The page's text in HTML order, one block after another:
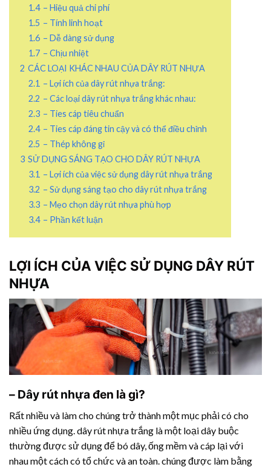
1.4 – Hiệu quả chi phí
1.5 – Tính linh hoạt
1.6 – Dễ dàng sử dụng
1.7 – Chịu nhiệt
2 CÁC LOẠI KHÁC NHAU CỦA DÂY RÚT NHỰA
2.1 – Lợi ích của dây rút nhựa trắng:
2.2 – Các loại dây rút nhựa trắng khác nhau:
2.3 – Ties cáp tiêu chuẩn
2.4 – Ties cáp đáng tin cậy và có thể điều chỉnh
2.5 – Thép không gỉ
3 SỬ DỤNG SÁNG TẠO CHO DÂY RÚT NHỰA
3.1 – Lợi ích của việc sử dụng dây rút nhựa trắng
3.2 – Sử dụng sáng tạo cho dây rút nhựa trắng
3.3 – Mẹo chọn dây rút nhựa phù hợp
3.4 – Phần kết luận
LỢI ÍCH CỦA VIỆC SỬ DỤNG DÂY RÚT
NHỰA
– Dây rút nhựa đen là gì?
Rất nhiều và làm cho chúng trở thành một mục phải có cho
nhiều ứng dụng.dây rút nhựatrắng là một loại dây buộc
thường được sử dụng để bó dây, ống mềm và cáp lại với
nhau một cách có tổ chức và an toàn. chúng được làm bằng